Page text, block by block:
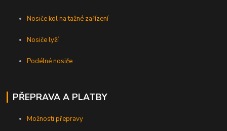
Nosiče kol na tažné zařízení
Nosiče lyží
Podélné nosiče
PŘEPRAVA A PLATBY
Možnosti přepravy